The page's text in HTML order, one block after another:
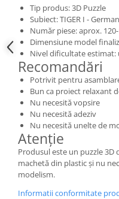
Vallejo Auxiliaries
Vallejo Acrylic Textures
Vopsea la sticluta
Vallejo Liquid Gold
Vallejo Surface Primer
Vallejo Weathering Effects
Vallejo Model Wash
Vallejo Metal Color
AK Interactive
Vopsea Chrome
Creioane Weathering
Auxiliare
Tip produs: 3D Puzzle
Subiect: TIGER I -
Număr piese: aprox.
Dimensiune model
Nivel dificultate estimat:
Recomandări
Potrivit pentru
Bun ca proiect relaxant
Nu necesită vopsire
Nu necesită adeziv
Nu necesită unelte de
Atenție
Produsul este un puzzle 3D
machetă din plastic și nu
modelism.
Informatii conformitate